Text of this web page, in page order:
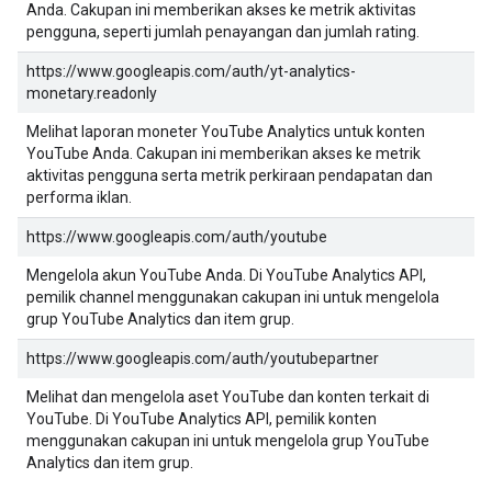
Anda. Cakupan ini memberikan akses ke metrik aktivitas
pengguna, seperti jumlah penayangan dan jumlah rating.
https://www.googleapis.com/auth/yt-analytics-
monetary.readonly
Melihat laporan moneter YouTube Analytics untuk konten
YouTube Anda. Cakupan ini memberikan akses ke metrik
aktivitas pengguna serta metrik perkiraan pendapatan dan
performa iklan.
https://www.googleapis.com/auth/youtube
Mengelola akun YouTube Anda. Di YouTube Analytics API,
pemilik channel menggunakan cakupan ini untuk mengelola
grup YouTube Analytics dan item grup.
https://www.googleapis.com/auth/youtubepartner
Melihat dan mengelola aset YouTube dan konten terkait di
YouTube. Di YouTube Analytics API, pemilik konten
menggunakan cakupan ini untuk mengelola grup YouTube
Analytics dan item grup.